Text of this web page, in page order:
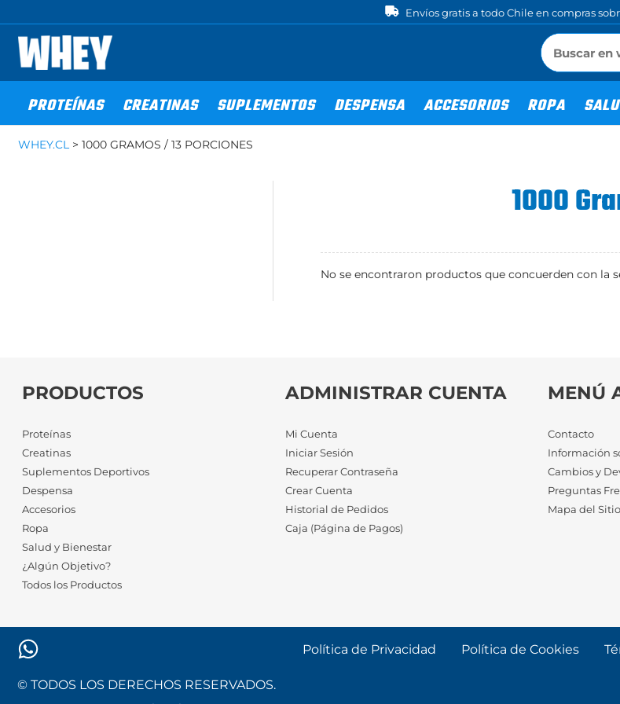
contenido
Envíos gratis a todo Chile en compras
PROTEÍNAS CREATINAS SUPLEMENTOS DESPENSA ACCESORIOS ROPA
WHEY.CL> 1000 GRAMOS / 13 PORCIONES
1000
No se encontraron productos que concuerden con la
PRODUCTOS
Proteínas
Creatinas
Suplementos Deportivos
Despensa
Accesorios
Ropa
Salud y Bienestar
¿Algún Objetivo?
Todos los Productos
ADMINISTRAR CUENTA
Mi Cuenta
Iniciar Sesión
Recuperar Contraseña
Crear Cuenta
Historial de Pedidos
Caja (Página de Pagos)
MENÚ
Contacto
Información
Cambios y
Preguntas
Mapa del Sitio
Política de Privacidad Política de Cookies
© TODOS LOS DERECHOS RESERVADOS.